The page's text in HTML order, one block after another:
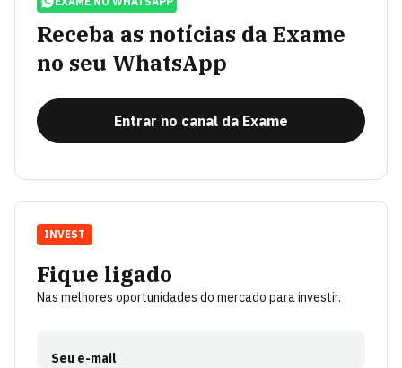
Receba as notícias da Exame
no seu WhatsApp
Entrar no canal da Exame
Fique ligado
Nas melhores oportunidades do mercado para investir.
Seu e-mail
INVEST